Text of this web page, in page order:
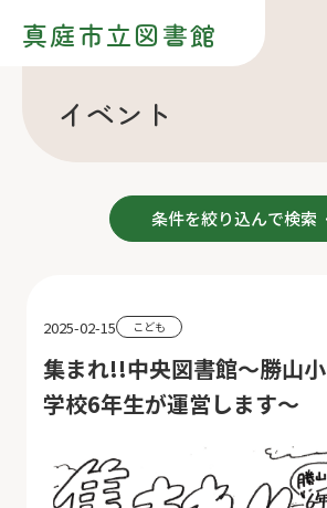
真庭市立図書館
イベント
条件を絞り込んで検索
2025-02-15 こども
集まれ!!中央図書館～勝山小
学校6年生が運営します～